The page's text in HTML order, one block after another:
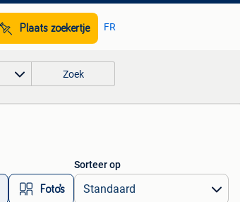
Plaats zoekertje FR
Zoek
Foto’s
Sorteer op